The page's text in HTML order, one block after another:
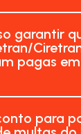
garantir
pagas
para